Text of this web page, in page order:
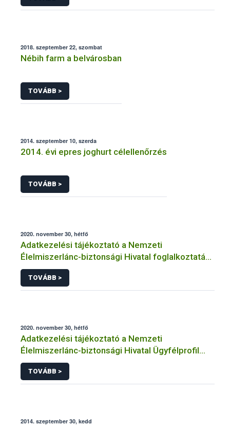
2018. szeptember 22, szombat
Nébih farm a belvárosban
TOVÁBB >
2014. szeptember 10, szerda
2014. évi epres joghurt célellenőrzés
TOVÁBB >
2020. november 30, hétfő
Adatkezelési tájékoztató a Nemzeti
Élelmiszerlánc-biztonsági Hivatal foglalkoztatási
jogviszony létesítésének előkészítéséhez, illetve
kezdeményezéséhez, kiválasztási eljáráshoz,
önéletrajzok/álláspályázatok adatainak
TOVÁBB >
2020. november 30, hétfő
Adatkezelési tájékoztató a Nemzeti
Élelmiszerlánc-biztonsági Hivatal Ügyfélprofil
Rendszerben családi gazdálkodás témakörben
intézhető közhatalmi eljárásaihoz kapcsolódó
adatkezeléséhez
TOVÁBB >
2014. szeptember 30, kedd